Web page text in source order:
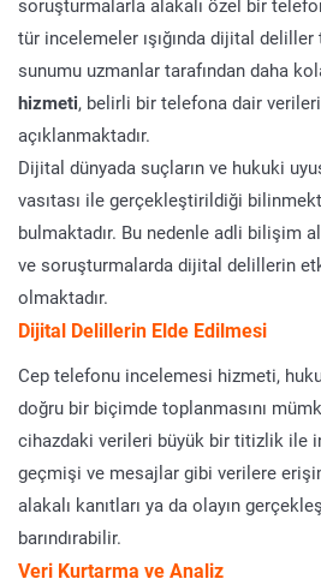
tür incelemeler ışığında dijital
sunumu uzmanlar tarafından daha
hizmeti, belirli bir telefona dair
açıklanmaktadır.
Dijital dünyada suçların ve hukuki
vasıtası ile gerçekleştirildiği
bulmaktadır. Bu nedenle adli bilişim
ve soruşturmalarda dijital delillerin
olmaktadır.
Dijital Delillerin Elde Edilmesi
Cep telefonu incelemesi hizmeti,
doğru bir biçimde toplanmasını
cihazdaki verileri büyük bir titizlik ile
geçmişi ve mesajlar gibi verilere
alakalı kanıtları ya da olayın
barındırabilir.
Veri Kurtarma ve Analiz